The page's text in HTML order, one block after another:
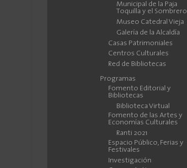
Municipal de la Paja
Toquilla y el Sombrero
Museo Catedral Vieja
Galería de la Alcaldía
Casas Patrimoniales
Centros Culturales
Red de Bibliotecas
Programas
Fomento Editorial y
Bibliotecas
Biblioteca Virtual
Fomento de las Artes y
Economías Culturales
Ranti 2021
Espacio Público, Ferias y
Festivales
Investigación